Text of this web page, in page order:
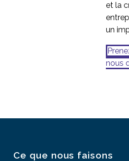
et la
un
nous
Ce que nous faisons